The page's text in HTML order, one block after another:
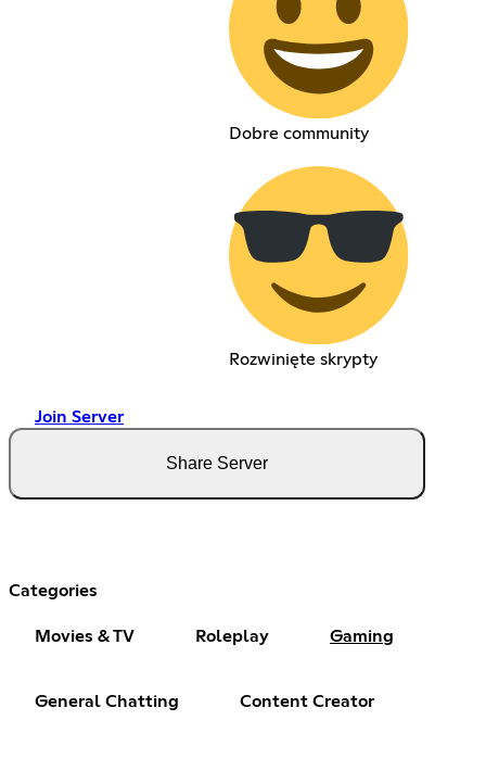
Dobre community
Rozwinięte skrypty
Join Server
Share Server
Categories
Movies & TV Roleplay Gaming
General Chatting Content Creator